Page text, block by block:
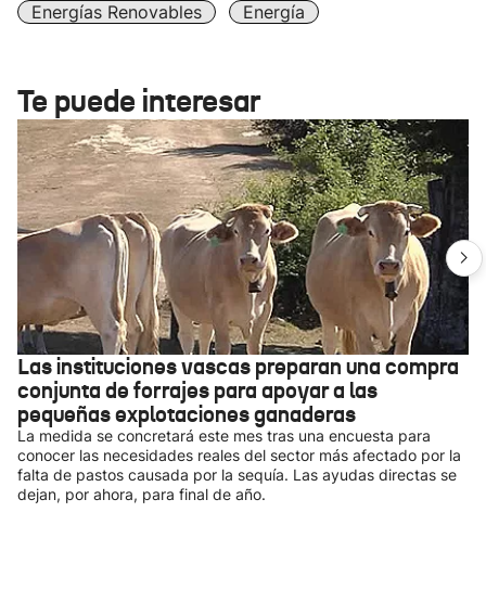
Energías Renovables
Energía
Te puede interesar
Las instituciones vascas preparan una compra
conjunta de forrajes para apoyar a las
pequeñas explotaciones ganaderas
La medida se concretará este mes tras una encuesta para
conocer las necesidades reales del sector más afectado por la
falta de pastos causada por la sequía. Las ayudas directas se
dejan, por ahora, para final de año.